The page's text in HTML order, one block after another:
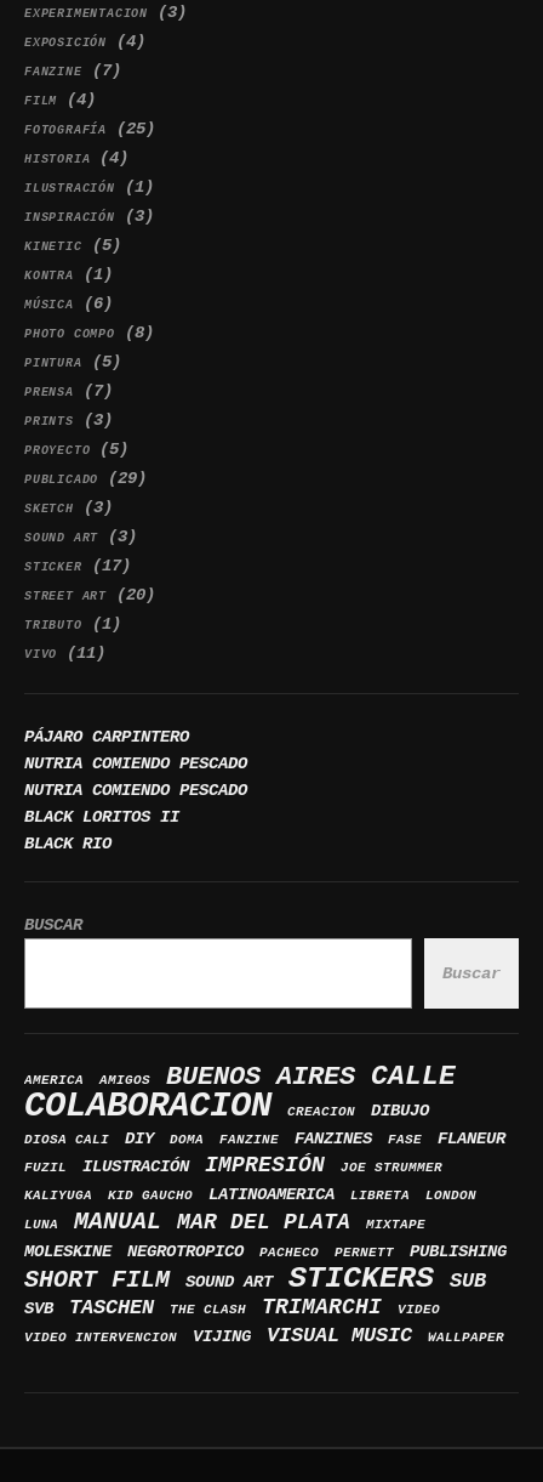
EXPERIMENTACION (3)
EXPOSICIÓN (4)
FANZINE (7)
FILM (4)
FOTOGRAFÍA (25)
HISTORIA (4)
ILUSTRACIÓN (1)
INSPIRACIÓN (3)
KINETIC (5)
KONTRA (1)
MÚSICA (6)
PHOTO COMPO (8)
PINTURA (5)
PRENSA (7)
PRINTS (3)
PROYECTO (5)
PUBLICADO (29)
SKETCH (3)
SOUND ART (3)
STICKER (17)
STREET ART (20)
TRIBUTO (1)
VIVO (11)
PÁJARO CARPINTERO
NUTRIA COMIENDO PESCADO
NUTRIA COMIENDO PESCADO
BLACK LORITOS II
BLACK RIO
BUSCAR
Buscar
AMERICA AMIGOS BUENOS AIRES CALLE
COLABORACION CREACION DIBUJO
DIOSA CALI DIY DOMA FANZINE FANZINES FASE FLANEUR
FUZIL ILUSTRACIÓN IMPRESIÓN
JOE STRUMMER
KALIYUGA
KID GAUCHO LATINOAMERICA LIBRETA
LONDON
LUNA
MANUAL MAR DEL PLATA MIXTAPE
MOLESKINE NEGROTROPICO PACHECO PERNETT PUBLISHING
SHORT FILM SOUND ART STICKERS SUB
SVB TASCHEN THE CLASH TRIMARCHI
VIDEO
VIDEO INTERVENCION
VIJING VISUAL MUSIC WALLPAPER